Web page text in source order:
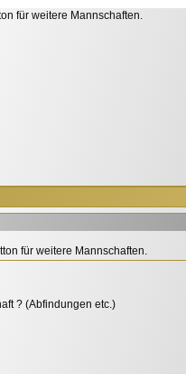
für weitere Mannschaften.
für weitere Mannschaften.
? (Abfindungen etc.)